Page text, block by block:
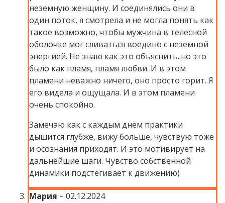
неземную женщину. И соединялись они в
один поток, я смотрела и не могла понять как
такое возможно, чтобы мужчина в телесной
оболочке мог сливаться воедино с неземной
энергией. Не знаю как это объяснить..но это
было как пламя, пламя любви. И в этом
пламени неважно ничего, оно просто горит. Я
его видела и ощущала. И в этом пламени
очень спокойно.
Замечаю как с каждым днём практики
дышится глубже, вижу больше, чувствую тоже
и осознания приходят. И это мотивирует на
дальнейшие шаги. Чувство собственной
динамики подстегивает к движению)
Мария – 02.12.2024